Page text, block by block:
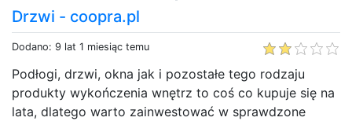
Drzwi - coopra.pl
Dodano: 9 lat 1 miesiąc temu
Podłogi, drzwi, okna jak i pozostałe tego rodzaju
produkty wykończenia wnętrz to coś co kupuje się na
lata, dlatego warto zainwestować w sprawdzone